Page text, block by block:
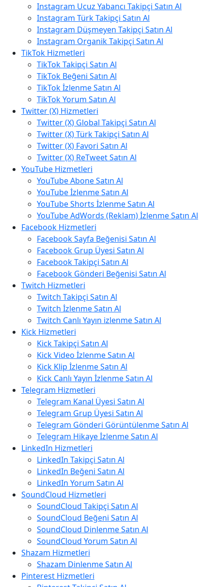
Instagram Ucuz Yabancı Takipçi Satın Al
Instagram Türk Takipçi Satın Al
Instagram Düşmeyen Takipçi Satın Al
Instagram Organik Takipçi Satın Al
TikTok Hizmetleri
TikTok Takipçi Satın Al
TikTok Beğeni Satın Al
TikTok İzlenme Satın Al
TikTok Yorum Satın Al
Twitter (X) Hizmetleri
Twitter (X) Global Takipçi Satın Al
Twitter (X) Türk Takipçi Satın Al
Twitter (X) Favori Satın Al
Twitter (X) ReTweet Satın Al
YouTube Hizmetleri
YouTube Abone Satın Al
YouTube İzlenme Satın Al
YouTube Shorts İzlenme Satın Al
YouTube AdWords (Reklam) İzlenme Satın Al
Facebook Hizmetleri
Facebook Sayfa Beğenisi Satın Al
Facebook Grup Üyesi Satın Al
Facebook Takipçi Satın Al
Facebook Gönderi Beğenisi Satın Al
Twitch Hizmetleri
Twitch Takipçi Satın Al
Twitch İzlenme Satın Al
Twitch Canlı Yayın izlenme Satın Al
Kick Hizmetleri
Kick Takipçi Satın Al
Kick Video İzlenme Satın Al
Kick Klip İzlenme Satın Al
Kick Canlı Yayın İzlenme Satın Al
Telegram Hizmetleri
Telegram Kanal Üyesi Satın Al
Telegram Grup Üyesi Satın Al
Telegram Gönderi Görüntülenme Satın Al
Telegram Hikaye İzlenme Satın Al
LinkedIn Hizmetleri
LinkedIn Takipçi Satın Al
LinkedIn Beğeni Satın Al
LinkedIn Yorum Satın Al
SoundCloud Hizmetleri
SoundCloud Takipçi Satın Al
SoundCloud Beğeni Satın Al
SoundCloud Dinlenme Satın Al
SoundCloud Yorum Satın Al
Shazam Hizmetleri
Shazam Dinlenme Satın Al
Pinterest Hizmetleri